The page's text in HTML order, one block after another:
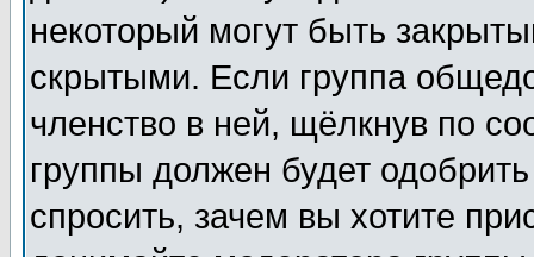
некоторый могут быть
скрытыми. Если группа
членство в ней, щёлкнув по
группы должен будет
спросить, зачем вы хотите